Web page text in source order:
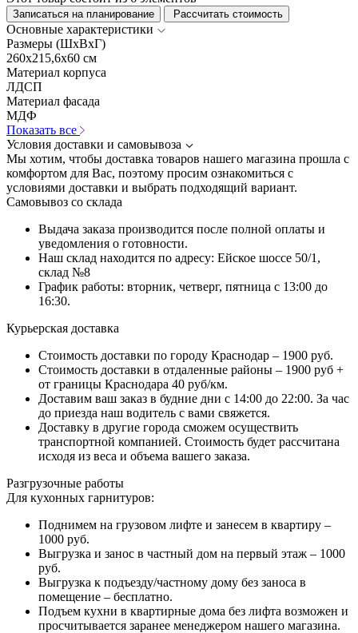
Записаться на планирование Рассчитать стоимость
Основные характеристики
Размеры (ШхВхГ)
260x215,6x60 см
Материал корпуса
ЛДСП
Материал фасада
МДФ
Показать все
Условия доставки и самовывоза
Мы хотим, чтобы доставка товаров нашего магазина прошла с
комфортом для Вас, поэтому просим ознакомиться с
условиями доставки и выбрать подходящий вариант.
Самовывоз со склада
Выдача заказа производится после полной оплаты и
уведомления о готовности.
Наш склад находится по адресу: Ейское шоссе 50/1,
склад №8
График работы: вторник, четверг, пятница с 13:00 до
16:30.
Курьерская доставка
Стоимость доставки по городу Краснодар – 1900 руб.
Стоимость доставки в отдаленные районы – 1900 руб +
от границы Краснодара 40 руб/км.
Доставим ваш заказ в будние дни с 14:00 до 22:00. За час
до приезда наш водитель с вами свяжется.
Доставку в другие города сможем осуществить
транспортной компанией. Стоимость будет рассчитана
исходя из веса и объема вашего заказа.
Разгрузочные работы
Для кухонных гарнитуров:
Поднимем на грузовом лифте и занесем в квартиру –
1000 руб.
Выгрузка и занос в частный дом на первый этаж – 1000
руб.
Выгрузка к подъезду/частному дому без заноса в
помещение – бесплатно.
Подъем кухни в квартирные дома без лифта возможен и
просчитывается заранее менеджером нашего магазина.